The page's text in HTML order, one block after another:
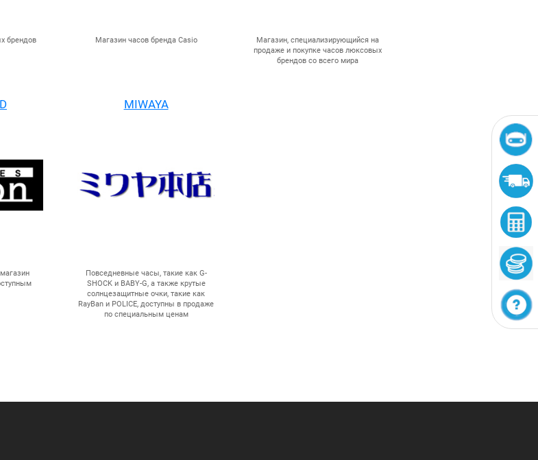
брендов Магазин часов бренда Casio
Магазин, специализирующийся на
продаже и покупке часов люксовых
брендов со всего мира
MIWAYA
Повседневные часы, такие как G-
SHOCK и BABY-G, а также крутые
солнцезащитные очки, такие как
RayBan и POLICE, доступны в продаже
по специальным ценам